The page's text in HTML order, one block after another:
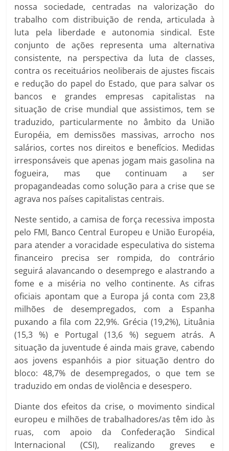
nossa sociedade, centradas na valorização do
trabalho com distribuição de renda, articulada à
luta pela liberdade e autonomia sindical. Este
conjunto de ações representa uma alternativa
consistente, na perspectiva da luta de classes,
contra os receituários neoliberais de ajustes fiscais
e redução do papel do Estado, que para salvar os
bancos e grandes empresas capitalistas na
situação de crise mundial que assistimos, tem se
traduzido, particularmente no âmbito da União
Européia, em demissões massivas, arrocho nos
salários, cortes nos direitos e benefícios. Medidas
irresponsáveis que apenas jogam mais gasolina na
fogueira, mas que continuam a ser
propagandeadas como solução para a crise que se
agrava nos países capitalistas centrais.
Neste sentido, a camisa de força recessiva imposta
pelo FMI, Banco Central Europeu e União Européia,
para atender a voracidade especulativa do sistema
financeiro precisa ser rompida, do contrário
seguirá alavancando o desemprego e alastrando a
fome e a miséria no velho continente. As cifras
oficiais apontam que a Europa já conta com 23,8
milhões de desempregados, com a Espanha
puxando a fila com 22,9%. Grécia (19,2%), Lituânia
(15,3 %) e Portugal (13,6 %) seguem atrás. A
situação da juventude é ainda mais grave, cabendo
aos jovens espanhóis a pior situação dentro do
bloco: 48,7% de desempregados, o que tem se
traduzido em ondas de violência e desespero.
Diante dos efeitos da crise, o movimento sindical
europeu e milhões de trabalhadores/as têm ido às
ruas, com apoio da Confederação Sindical
Internacional (CSI), realizando greves e